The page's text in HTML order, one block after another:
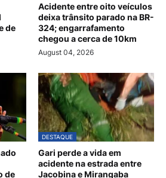
de
Acidente entre oito veículos
deixa trânsito parado na BR-
324; engarrafamento
chegou a cerca de 10km
August 04, 2026
de
DESTAQUE
Gari perde a vida em
acidente na estrada entre
Jacobina e Mirangaba